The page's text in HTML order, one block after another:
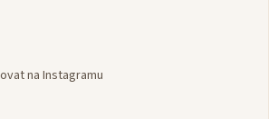
na Instagramu